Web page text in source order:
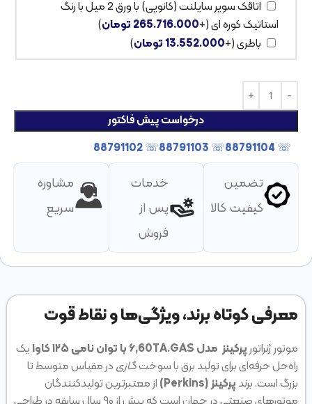
اتاقک سوپر سایلنت (کانوپی) با ورق 2 میل با رنگ
استاتیک کوره ای(+
265.716.000تومان)
باطری(+
13.552.000تومان)
درخواست پیش فاکتور
☏ 88791104
☏ 88791103
☏ 88791102
تضمین
کیفیت کالا
خدمات
پس از
فروش
مشاوره
سریع
معرفی کوتاه برند، ویژگی‌ها و نقاط قوت
موتور ژنراتورپرکینز مدل ۶,60TA.GAS با توان نامی ۱۲۵ کاوا
یک
راه‌حل حرفه‌ای برای تولید برق با سوختگازیدر مقیاس متوسط تا
بزرگ است. برندپرکینز (Perkins)
از معتبرترین تولیدکنندگان
موتورهای صنعتی در جهان است که بیش از ۹۰ سال سابقه در طراحی